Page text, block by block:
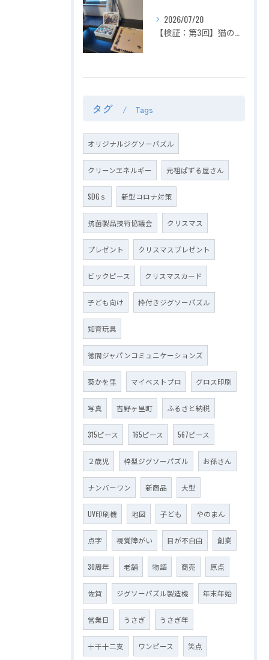
2026/07/20
タグ Tags
オリジナルジグソーパズル
クリーンエネルギー 元祖ぱずる屋さん
SDGｓ 新型コロナ対策
抗菌製品技術協議会 クリスマス
プレゼント クリスマスプレゼント
ビックピース クリスマスカード
子ども向け 枠付きジグソーパズル
知育玩具
徳間ジャパンコミュニケーションズ
葵かを里 マイベストプロ グロス印刷
写真 吉野ヶ里町 ふるさと納税
315ピース 165ピース 567ピース
２歳児 枠型ジグソーパズル お孫さん
ナンバーワン 新商品 大型
UV印刷機 地図 子ども やのまん
点字 視覚障がい 目が不自由 創業
30周年 老舗 物語 商売 原点
佐賀 ジグソーパズル製造機 年末年始
営業日 うさぎ うさぎ年
十干十二支 ワンピース 笑点